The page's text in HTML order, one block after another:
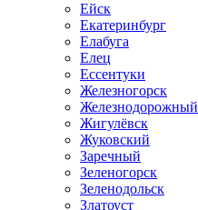
Ейск
Екатеринбург
Елабуга
Елец
Ессентуки
Железногорск
Железнодорожный
Жигулёвск
Жуковский
Заречный
Зеленогорск
Зеленодольск
Златоуст